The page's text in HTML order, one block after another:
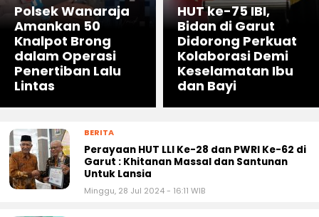
Polsek Wanaraja
Amankan 50
Knalpot Brong
dalam Operasi
Penertiban Lalu
Lintas
HUT ke-75 IBI,
Bidan di Garut
Didorong Perkuat
Kolaborasi Demi
Keselamatan Ibu
dan Bayi
BERITA
Perayaan HUT LLI Ke-28 dan PWRI Ke-62 di
Garut : Khitanan Massal dan Santunan
Untuk Lansia
Minggu, 28 Jul 2024 - 16:11 WIB